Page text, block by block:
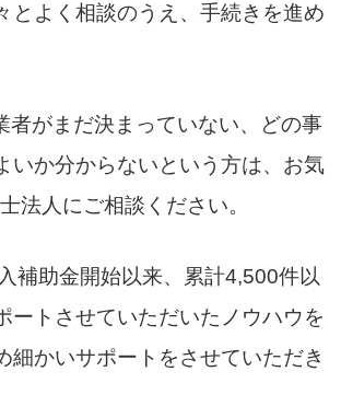
とよく相談のうえ、手続きを進め
者がまだ決まっていない、どの事
いか分からないという方は、お気
法人にご相談ください。
補助金開始以来、累計4,500件以
ートさせていただいたノウハウを
細かいサポートをさせていただき